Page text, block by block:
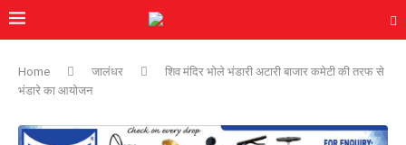
Home जालंधर
शिव मंदिर भोले भंडारी अटारी बाजार कमेटी की तरफ से
भंडारे का आयोजन